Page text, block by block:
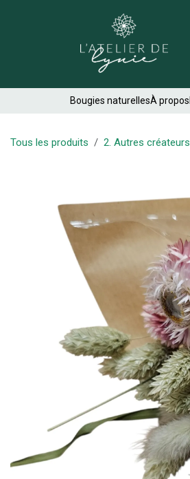
Bougies naturellesÀ propos
Tous les produits 2. Autres créateurs